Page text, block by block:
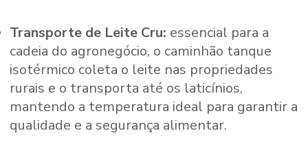
Transporte de Leite Cru: essencial para a
cadeia do agronegócio, o caminhão tanque
isotérmico coleta o leite nas propriedades
rurais e o transporta até os laticínios,
mantendo a temperatura ideal para garantir a
qualidade e a segurança alimentar.